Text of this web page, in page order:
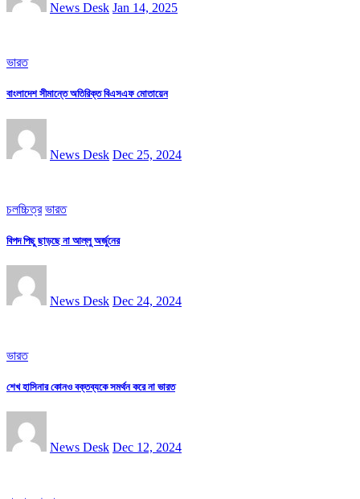
News Desk Jan 14, 2025
ভারত
বাংলাদেশ সীমান্তে অতিরিক্ত বিএসএফ মোতায়েন
News Desk Dec 25, 2024
চলচ্চিত্র ভারত
বিপদ পিছু ছাড়ছে না আল্লু অর্জুনের
News Desk Dec 24, 2024
ভারত
শেখ হাসিনার কোনও বক্তব্যকে সমর্থন করে না ভারত
News Desk Dec 12, 2024